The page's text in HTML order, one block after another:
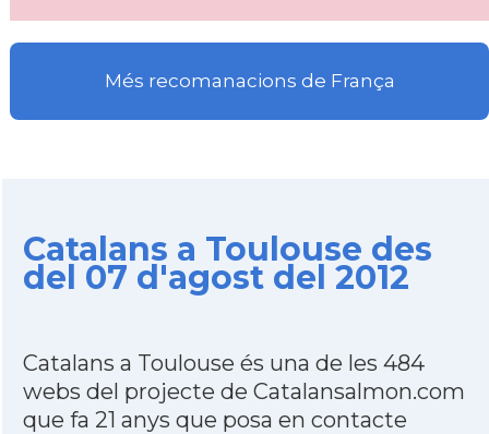
Més recomanacions de França
Catalans a Toulouse des
del 07 d'agost del 2012
Catalans a Toulouse és una de les 484
webs del projecte de Catalansalmon.com
que fa 21 anys que posa en contacte